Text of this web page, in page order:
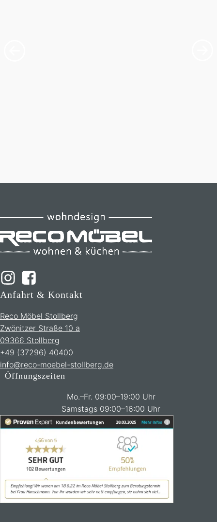
Anfahrt & Kontakt
Reco Möbel Stollberg
Zwönitzer Straße 10 a
09366 Stollberg
+49 (37296) 40400
info@reco-moebel-stollberg.de
Öffnungszeiten
Mo.–Fr. 09:00–19:00 Uhr
Samstags 09:00–16:00 Uhr